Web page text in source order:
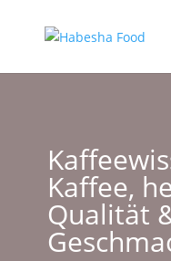
Kaffee,
Qualität